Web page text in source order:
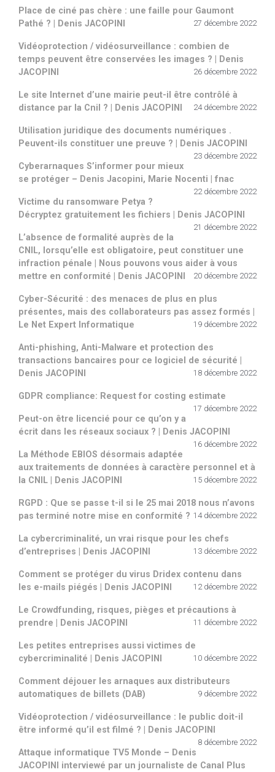
Place de ciné pas chère : une faille pour Gaumont
Pathé ? | Denis JACOPINI
27 décembre 2022
Vidéoprotection / vidéosurveillance : combien de
temps peuvent être conservées les images ? | Denis
JACOPINI
26 décembre 2022
Le site Internet d’une mairie peut-il être contrôlé à
distance par la Cnil ? | Denis JACOPINI
24 décembre 2022
Utilisation juridique des documents numériques .
Peuvent-ils constituer une preuve ? | Denis JACOPINI
23 décembre 2022
Cyberarnaques S’informer pour mieux
se protéger – Denis Jacopini, Marie Nocenti | fnac
22 décembre 2022
Victime du ransomware Petya ?
Décryptez gratuitement les fichiers | Denis JACOPINI
21 décembre 2022
L’absence de formalité auprès de la
CNIL, lorsqu’elle est obligatoire, peut constituer une
infraction pénale | Nous pouvons vous aider à vous
mettre en conformité | Denis JACOPINI
20 décembre 2022
Cyber-Sécurité : des menaces de plus en plus
présentes, mais des collaborateurs pas assez formés |
Le Net Expert Informatique
19 décembre 2022
Anti-phishing, Anti-Malware et protection des
transactions bancaires pour ce logiciel de sécurité |
Denis JACOPINI
18 décembre 2022
GDPR compliance: Request for costing estimate
17 décembre 2022
Peut-on être licencié pour ce qu’on y a
écrit dans les réseaux sociaux ? | Denis JACOPINI
16 décembre 2022
La Méthode EBIOS désormais adaptée
aux traitements de données à caractère personnel et à
la CNIL | Denis JACOPINI
15 décembre 2022
RGPD : Que se passe t-il si le 25 mai 2018 nous n’avons
pas terminé notre mise en conformité ? 14 décembre 2022
La cybercriminalité, un vrai risque pour les chefs
d’entreprises | Denis JACOPINI
13 décembre 2022
Comment se protéger du virus Dridex contenu dans
les e-mails piégés | Denis JACOPINI
12 décembre 2022
Le Crowdfunding, risques, pièges et précautions à
prendre | Denis JACOPINI
11 décembre 2022
Les petites entreprises aussi victimes de
cybercriminalité | Denis JACOPINI
10 décembre 2022
Comment déjouer les arnaques aux distributeurs
automatiques de billets (DAB)
9 décembre 2022
Vidéoprotection / vidéosurveillance : le public doit-il
être informé qu’il est filmé ? | Denis JACOPINI
8 décembre 2022
Attaque informatique TV5 Monde – Denis
JACOPINI interviewé par un journaliste de Canal Plus